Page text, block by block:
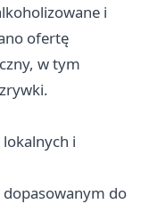
i
ofertę
w tym
i
dopasowanym do